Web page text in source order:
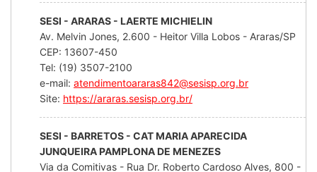
SESI - ARARAS - LAERTE MICHIELIN
Av. Melvin Jones, 2.600 - Heitor Villa Lobos - Araras/SP
CEP: 13607-450
Tel: (19) 3507-2100
e-mail: atendimentoararas842@sesisp.org.br
Site: https://araras.sesisp.org.br/
SESI - BARRETOS - CAT MARIA APARECIDA
JUNQUEIRA PAMPLONA DE MENEZES
Via da Comitivas - Rua Dr. Roberto Cardoso Alves, 800 -